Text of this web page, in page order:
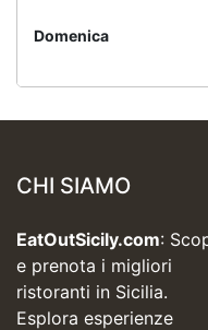
Domenica
CHI SIAMO
EatOutSicily.com:
e prenota i migliori
ristoranti in Sicilia.
Esplora esperienze